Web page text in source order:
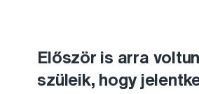
Először is arra
szüleik, hogy